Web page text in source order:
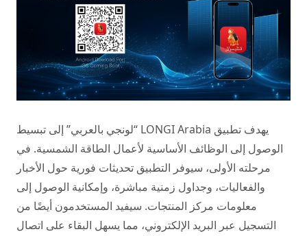
يهدف تطبيق LONGI Arabia “لونجي بالعربي” إلى تبسيط
الوصول إلى الوظائف الأساسية لأعمال الطاقة الشمسية. في
مرحلته الأولى، سيوفر التطبيق تحديثات فورية حول الأخبار
والفعاليات، وجداول زمنية مباشرة، وإمكانية الوصول إلى
معلومات مركز المنتجات. سيفيد المستخدمون أيضًا من
التسجيل عبر البريد الإلكتروني، مما يسهل البقاء على اتصال